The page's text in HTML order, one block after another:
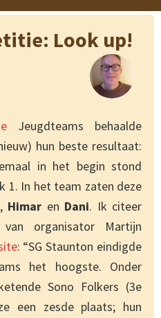
Look up!
Jeugdteams behaalde
hun beste resultaat:
in het begin stond
1. In het team zaten deze
, Himar en Dani. Ik citeer
organisator Martijn
: “SG Staunton eindigde
het hoogste. Onder
Sono Folkers (3e
een zesde plaats; hun